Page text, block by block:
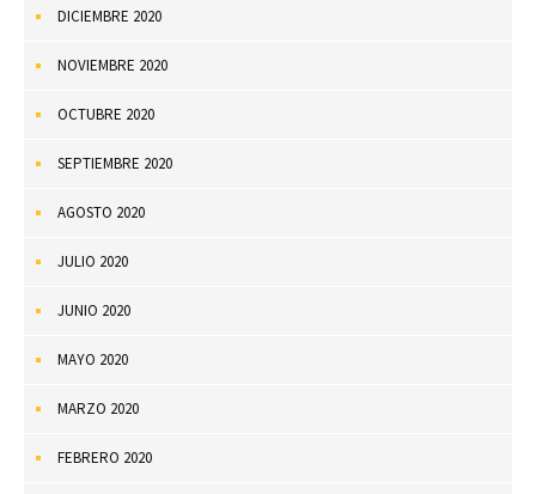
DICIEMBRE 2020
NOVIEMBRE 2020
OCTUBRE 2020
SEPTIEMBRE 2020
AGOSTO 2020
JULIO 2020
JUNIO 2020
MAYO 2020
MARZO 2020
FEBRERO 2020